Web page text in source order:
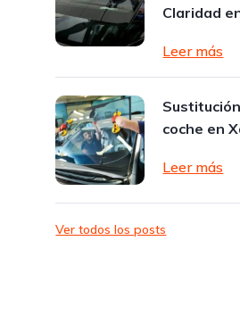
Claridad
Leer más
coche en
Leer más
Ver todos los posts